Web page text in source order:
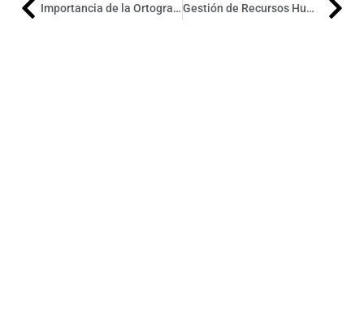
Importancia de la Ortografía y Redacción en el ámbito laboral Gestión de Recursos Humanos en la administración pública 2025